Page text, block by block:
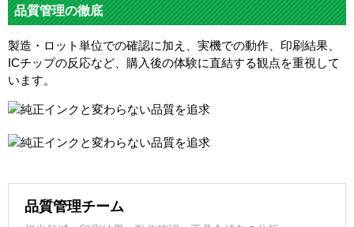
品質管理の徹底
製造・ロット単位での確認に加え、実機での動作、印刷結果、
ICチップの反応など、購入後の体験に直結する観点を重視して
います。
品質管理チーム